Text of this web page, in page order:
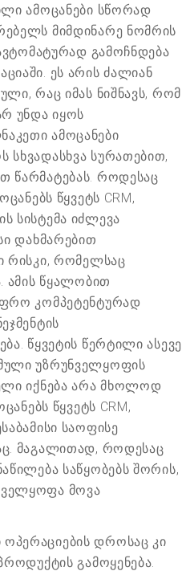
ამოცანები სწორად
მიმდინარე ნომრის
გამოჩნდება
ეს არის ძალიან
რაც იმას ნიშნავს, რომ
უნდა იყოს
ამოცანები
სურათებით,
წარმატებას. როდესაც
წყვეტს CRM,
სისტემა იძლევა
დახმარებით
რისკი, რომელსაც
ამის წყალობით
კომპეტენტურად
წყვეტის წერტილი ასევე
უზრუნველყოფის
იქნება არა მხოლოდ
წყვეტს CRM,
საოფისე
მაგალითად, როდესაც
საწყობებს შორის,
მოვა
დროსაც კი
გამოყენება.